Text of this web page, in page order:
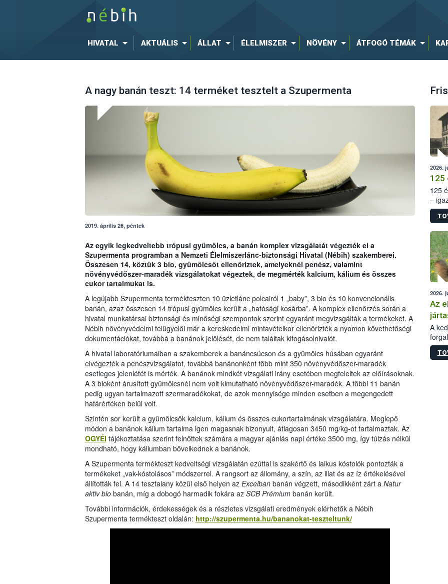
HIVATAL AKTUÁLIS ÁLLAT ÉLELMISZER NÖVÉNY ÁTFOGÓ TÉMÁK
A nagy banán teszt: 14 terméket tesztelt a Szupermenta
2019. április 26, péntek
Az egyik legkedveltebb trópusi gyümölcs, a banán komplex vizsgálatát végezték el a
Szupermenta programban a Nemzeti Élelmiszerlánc-biztonsági Hivatal (Nébih) szakemberei.
Összesen 14, köztük 3 bio, gyümölcsöt ellenőriztek, amelyeknél penész, valamint
növényvédőszer-maradék vizsgálatokat végeztek, de megmérték kalcium, kálium és összes
cukor tartalmukat is.
A legújabb Szupermenta termékteszten 10 üzletlánc polcairól 1 „baby”, 3 bio és 10 konvencionális
banán, azaz összesen 14 trópusi gyümölcs került a „hatósági kosárba”. A komplex ellenőrzés során a
hivatal munkatársai biztonsági és minőségi szempontok szerint egyaránt megvizsgálták a termékeket. A
Nébih növényvédelmi felügyelői már a kereskedelmi mintavételkor ellenőrizték a nyomon követhetőségi
dokumentációkat, továbbá a banánok jelölését, de nem találtak kifogásolnivalót.
A hivatal laboratóriumaiban a szakemberek a banáncsúcson és a gyümölcs húsában egyaránt
elvégezték a penészvizsgálatot, továbbá banánonként több mint 350 növényvédőszer-maradék
esetleges jelenlétét is mérték. A banánok mindkét vizsgálati irány esetében megfeleltek az előírásoknak.
A 3 bioként árusított gyümölcsnél nem volt kimutatható növényvédőszer-maradék. A többi 11 banán
pedig ugyan tartalmazott szermaradékokat, de azok mennyisége minden esetben a megengedett
határértéken belül volt.
Szintén sor került a gyümölcsök kalcium, kálium és összes cukortartalmának vizsgálatára. Meglepő
módon a banánok kálium tartalma igen magasnak bizonyult, átlagosan 3450 mg/kg-ot tartalmaztak. Az
OGYÉI tájékoztatása szerint felnőttek számára a magyar ajánlás napi értéke 3500 mg, így túlzás nélkül
mondható, hogy káliumban bővelkednek a banánok.
A Szupermenta termékteszt kedveltségi vizsgálatán ezúttal is szakértő és laikus kóstolók pontozták a
termékeket „vak-kóstolásos” módszerrel. A rangsort az állomány, a szín, az illat és az íz értékelésével
állították fel. A 14 tesztalany közül első helyen az Excelbanbanán végzett, másodikként zárt a Natur
aktiv biobanán, míg a dobogó harmadik fokára az SCB Prémiumbanán került.
További információk, érdekességek és a részletes vizsgálati eredmények elérhetők a Nébih
Szupermenta termékteszt oldalán: http://szupermenta.hu/bananokat-teszteltunk/
2026.
125
125
–
15.
2026.
Az
A